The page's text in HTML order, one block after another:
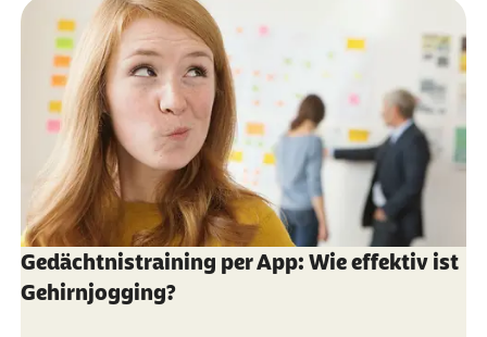
medical education to teach empathy (2018)
Marcele Regine De Carvalho et al.: Virtual
Reality as a Promising Strategy in the
Assessment and Treatment of Bulimia Nervosa
and Binge Eating Disorder: A Systematic
Review (2017)
Weiterführende Informationen
University of Washington (Abruf vom
30.07.2021):
Virtual Reality Pain Reduction
Gedächtnistraining per App: Wie effektiv ist
Gehirnjogging?